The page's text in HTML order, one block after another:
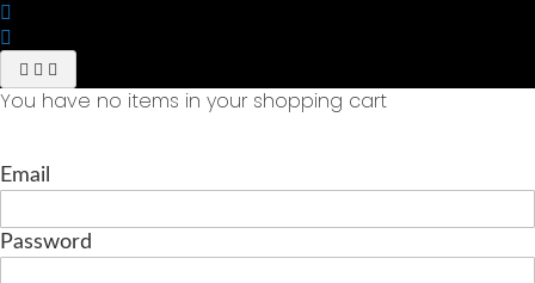
You have no items in your shopping cart
Email
Password